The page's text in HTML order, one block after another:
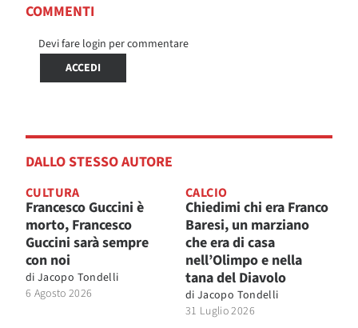
COMMENTI
Devi fare login per commentare
ACCEDI
DALLO STESSO AUTORE
CULTURA
Francesco Guccini è
morto, Francesco
Guccini sarà sempre
con noi
di Jacopo Tondelli
6 Agosto 2026
CALCIO
Chiedimi chi era Franco
Baresi, un marziano
che era di casa
nell’Olimpo e nella
tana del Diavolo
di Jacopo Tondelli
31 Luglio 2026